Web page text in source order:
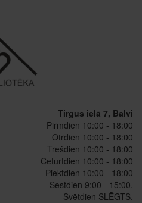
Tirgus ielā 7, Balvi
Pirmdien 10:00 - 18:00
Otrdien 10:00 - 18:00
Trešdien 10:00 - 18:00
Ceturtdien 10:00 - 18:00
Piektdien 10:00 - 18:00
Sestdien 9:00 - 15:00.
Svētdien SLĒGTS.